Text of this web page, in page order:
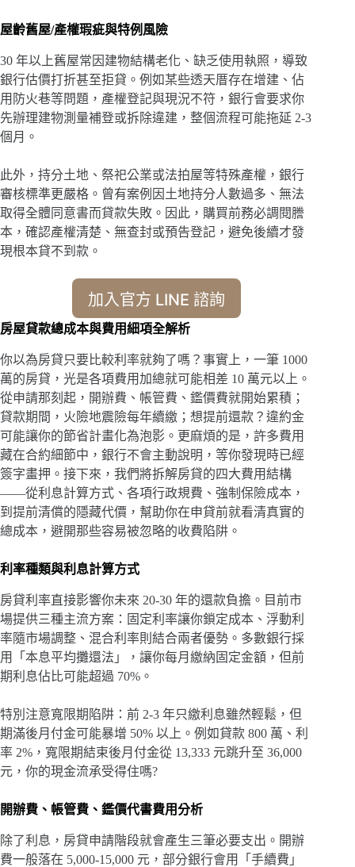
屋齡舊屋/產權瑕疵與特例風險
30 年以上舊屋常因建物結構老化、缺乏使用執照，導致
銀行估價打折甚至拒貸。例如某些透天厝存在增建、佔
用防火巷等問題，產權登記與現況不符，銀行會要求你
先辦理建物測量補登或拆除違建，整個流程可能拖延 2-3
個月。
此外，持分土地、祭祀公業或法拍屋等特殊產權，銀行
審核標準更嚴格。曾有案例因土地持分人數過多、無法
取得全體同意書而貸款失敗。因此，購買前務必調閱謄
本，確認產權清楚、無查封或預告登記，避免後續才發
現根本貸不到款。
加入官方 LINE 諮詢
房屋貸款總成本與費用細項全解析
你以為房貸只要比較利率就夠了嗎？事實上，一筆 1000
萬的房貸，光是各項費用加總就可能相差 10 萬元以上。
從申請那刻起，開辦費、帳管費、鑑價費就開始累積；
貸款期間，火險地震險每年續繳；想提前還款？違約金
可能讓你的節省計畫化為泡影。更麻煩的是，許多費用
藏在合約細節中，銀行不會主動說明，等你發現時已經
簽字畫押。接下來，我們將拆解房貸的四大費用結構
——從利息計算方式、各項行政規費、強制保險成本，
到提前清償的隱藏代價，幫助你在申貸前就看清真實的
總成本，避開那些容易被忽略的收費陷阱。
利率種類與利息計算方式
房貸利率直接影響你未來 20-30 年的還款負擔。目前市
場提供三種主流方案：固定利率讓你鎖定成本、浮動利
率隨市場調整、混合利率則結合兩者優勢。多數銀行採
用「本息平均攤還法」，讓你每月繳納固定金額，但前
期利息佔比可能超過 70%。
特別注意寬限期陷阱：前 2-3 年只繳利息雖然輕鬆，但
期滿後月付金可能暴增 50% 以上。例如貸款 800 萬、利
率 2%，寬限期結束後月付金從 13,333 元跳升至 36,000
元，你的現金流承受得住嗎?
開辦費、帳管費、鑑價代書費用分析
除了利息，房貸申請階段就會產生三筆必要支出。開辦
費一般落在 5,000-15,000 元，部分銀行會用「手續費」